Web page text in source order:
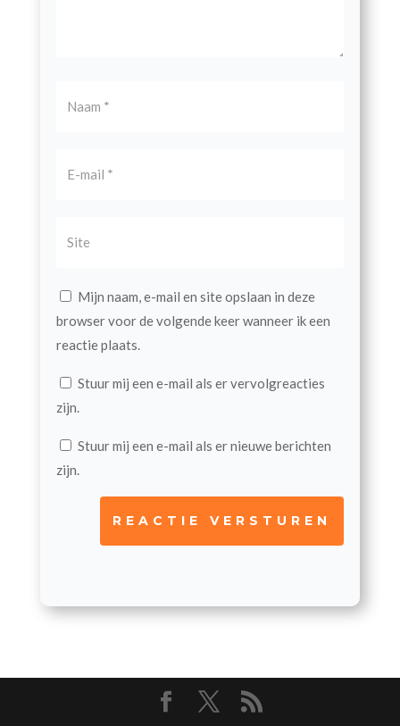
Mijn naam, e-mail en site opslaan in deze
browser voor de volgende keer wanneer ik een
reactie plaats.
Stuur mij een e-mail als er vervolgreacties
zijn.
Stuur mij een e-mail als er nieuwe berichten
zijn.
REACTIE VERSTUREN